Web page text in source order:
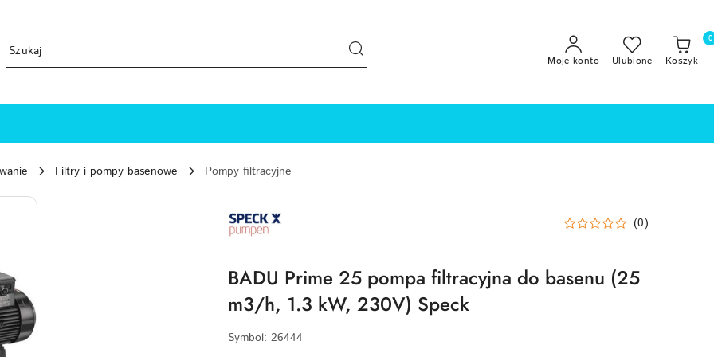
Moje konto Ulubione Koszyk
0
Filtry i pompy basenowe
Pompy filtracyjne
PUMPEN-
LOGO (0)
BADU Prime 25 pompa filtracyjna do basenu (25
m3/h, 1.3 kW, 230V) Speck
Symbol: 26444